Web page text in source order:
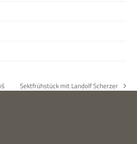
Nächster
Sektfrühstück mit Landolf Scherzer